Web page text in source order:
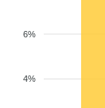
6%
4%